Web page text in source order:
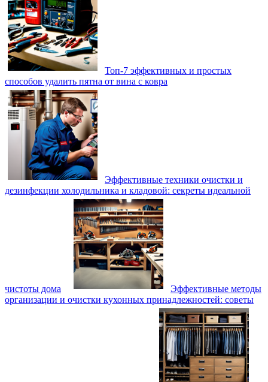
Топ-7 эффективных и простых
способов удалить пятна от вина с ковра
Эффективные техники очистки и
дезинфекции холодильника и кладовой: секреты идеальной
чистоты дома
Эффективные методы
организации и очистки кухонных принадлежностей: советы